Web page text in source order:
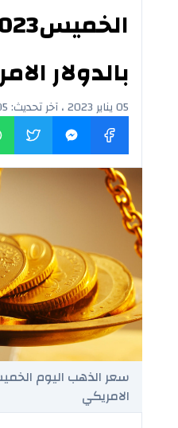
بالدولار
05 يناير 2023 ، آخر تحديث: 05 يناير 2023
الامريكي